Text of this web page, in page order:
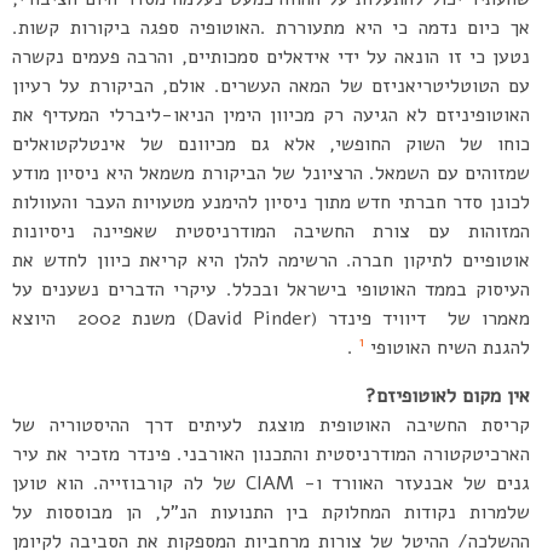
אך כיום נדמה כי היא מתעוררת .האוטופיה ספגה ביקורות קשות.
נטען כי זו הונאה על ידי אידאלים סמכותיים, והרבה פעמים נקשרה
עם הטוטליטריאניזם של המאה העשרים. אולם, הביקורת על רעיון
האוטופיניזם לא הגיעה רק מכיוון הימין הניאו-ליברלי המעדיף את
כוחו של השוק החופשי, אלא גם מכיוונם של אינטלקטואלים
שמזוהים עם השמאל. הרציונל של הביקורת משמאל היא ניסיון מודע
לכונן סדר חברתי חדש מתוך ניסיון להימנע מטעויות העבר והעוולות
המזוהות עם צורת החשיבה המודרניסטית שאפיינה ניסיונות
אוטופיים לתיקון חברה. הרשימה להלן היא קריאת כיוון לחדש את
העיסוק בממד האוטופי בישראל ובכלל. עיקרי הדברים נשענים על
מאמרו של דיוויד פינדר (David Pinder) משנת 2002 היוצא
להגנת השיח האוטופי 1
.
אין מקום לאוטופיזם?
קריסת החשיבה האוטופית מוצגת לעיתים דרך ההיסטוריה של
הארכיטקטורה המודרניסטית והתכנון האורבני. פינדר מזכיר את עיר
גנים של אבנעזר האוורד ו- CIAM של לה קורבוזייה. הוא טוען
שלמרות נקודות המחלוקת בין התנועות הנ”ל, הן מבוססות על
ההשלכה/ ההיטל של צורות מרחביות המספקות את הסביבה לקיומן